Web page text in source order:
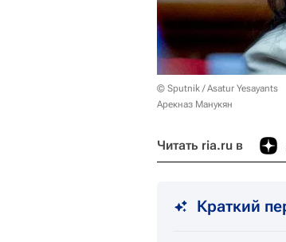
© Sputnik / Asatur Yesayants
Арекназ Манукян
Читать ria.ru в
Краткий